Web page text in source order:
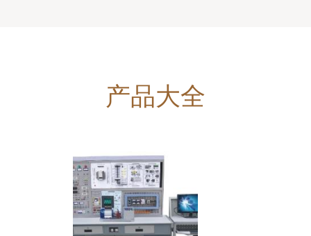
产品大全